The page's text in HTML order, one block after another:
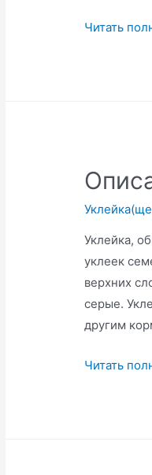
Ловля
месяц.
Читать
Уклейка,
уклеек
верхних
серые.
другим
Описание
Читать